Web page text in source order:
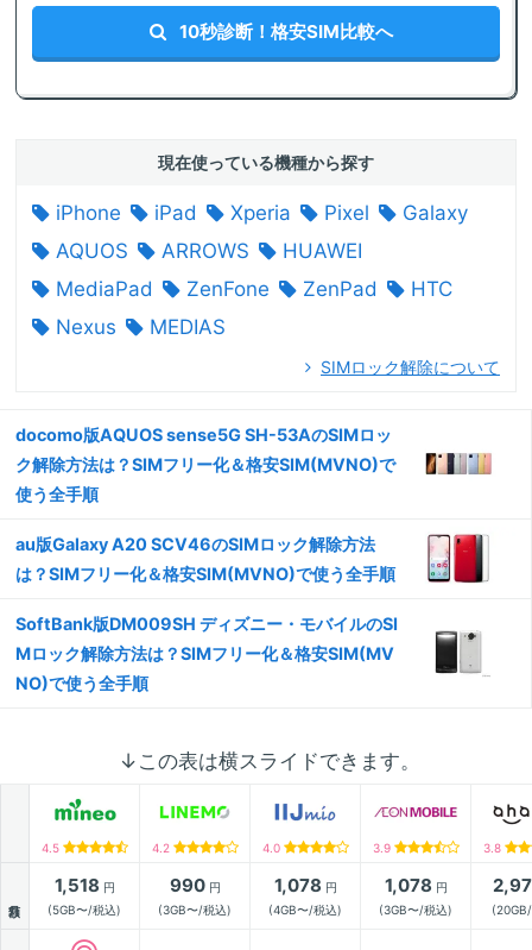
10秒診断！格安SIM比較へ
現在使っている機種から探す
iPhone iPad Xperia Pixel
Galaxy
AQUOS
ARROWS
HUAWEI
MediaPad
ZenFone ZenPad
HTC
Nexus
MEDIAS
SIMロック解除について
docomo版AQUOS sense5G SH-53AのSIMロッ
ク解除方法は？SIMフリー化＆格安SIM(MVNO)で
使う全手順
au版Galaxy A20 SCV46のSIMロック解除方法
は？SIMフリー化＆格安SIM(MVNO)で使う全手順
SoftBank版DM009SH ディズニー・モバイルのSI
Mロック解除方法は？SIMフリー化＆格安SIM(MV
NO)で使う全手順
↓この表は横スライドできます。
4.5 4.2 4.0 3.9 3.8
1,518 円
(5GB〜/税込)
990円
(3GB〜/税込)
1,078 円
(4GB〜/税込)
1,078 円
(3GB〜/税込)